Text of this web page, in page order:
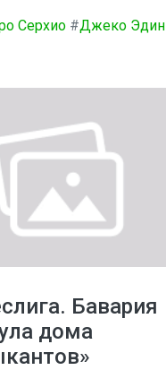
Серхио #Джеко Эдин
Бавария
дома